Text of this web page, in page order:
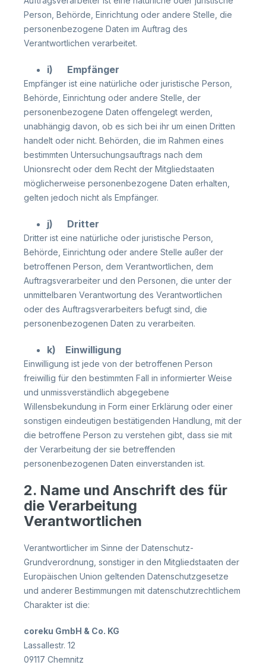
Person, Behörde, Einrichtung oder andere Stelle, die
personenbezogene Daten im Auftrag des
Verantwortlichen verarbeitet.
i) Empfänger
Empfänger ist eine natürliche oder juristische Person,
Behörde, Einrichtung oder andere Stelle, der
personenbezogene Daten offengelegt werden,
unabhängig davon, ob es sich bei ihr um einen Dritten
handelt oder nicht. Behörden, die im Rahmen eines
bestimmten Untersuchungsauftrags nach dem
Unionsrecht oder dem Recht der Mitgliedstaaten
möglicherweise personenbezogene Daten erhalten,
gelten jedoch nicht als Empfänger.
j) Dritter
Dritter ist eine natürliche oder juristische Person,
Behörde, Einrichtung oder andere Stelle außer der
betroffenen Person, dem Verantwortlichen, dem
Auftragsverarbeiter und den Personen, die unter der
unmittelbaren Verantwortung des Verantwortlichen
oder des Auftragsverarbeiters befugt sind, die
personenbezogenen Daten zu verarbeiten.
k) Einwilligung
Einwilligung ist jede von der betroffenen Person
freiwillig für den bestimmten Fall in informierter Weise
und unmissverständlich abgegebene
Willensbekundung in Form einer Erklärung oder einer
sonstigen eindeutigen bestätigenden Handlung, mit der
die betroffene Person zu verstehen gibt, dass sie mit
der Verarbeitung der sie betreffenden
personenbezogenen Daten einverstanden ist.
2. Name und Anschrift des für
die Verarbeitung
Verantwortlichen
Verantwortlicher im Sinne der Datenschutz-
Grundverordnung, sonstiger in den Mitgliedstaaten der
Europäischen Union geltenden Datenschutzgesetze
und anderer Bestimmungen mit datenschutzrechtlichem
Charakter ist die:
coreku GmbH & Co. KG
Lassallestr. 12
09117 Chemnitz